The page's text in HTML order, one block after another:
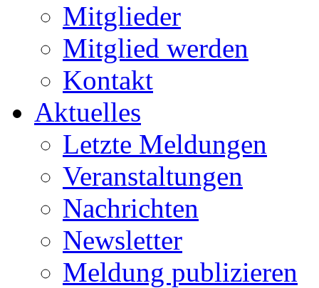
Mitglieder
Mitglied werden
Kontakt
Aktuelles
Letzte Meldungen
Veranstaltungen
Nachrichten
Newsletter
Meldung publizieren